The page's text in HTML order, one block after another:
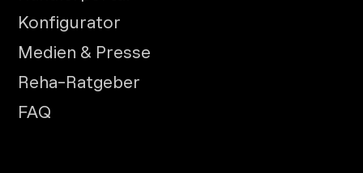
Konfigurator
Medien & Presse
Reha-Ratgeber
FAQ